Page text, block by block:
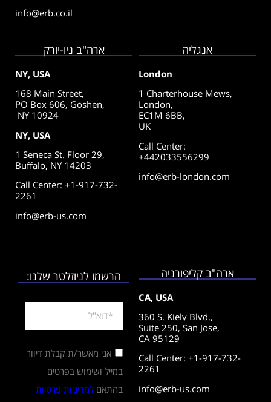
info@erb.co.il
אנגליה
London
1 Charterhouse Mews,
London,
EC1M 6BB,
UK
Call Center:
+442033556299
info@erb-london.com
ארה"ב ניו-יורק
NY, USA
168 Main Street,
PO Box 606, Goshen,
NY 10924
NY, USA
1 Seneca St. Floor 29,
Buffalo, NY 14203
Call Center: +1-917-732-
2261
info@erb-us.com
ארה"ב קליפורניה
CA, USA
360 S. Kiely Blvd.,
Suite 250, San Jose,
CA 95129
Call Center: +1-917-732-
2261
info@erb-us.com
הרשמו לניוזלטר שלנו:
אני מאשר/ת קבלת דיוור
במייל ושימוש בפרטים
בהתאם למדיניות פרטיות